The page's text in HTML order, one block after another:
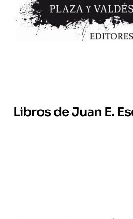
Libros de Juan E.